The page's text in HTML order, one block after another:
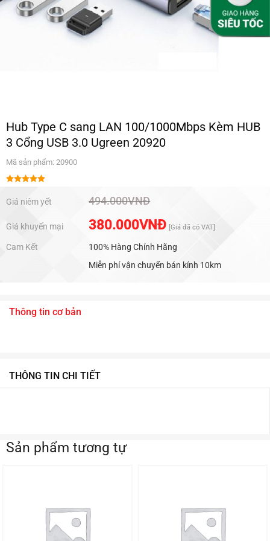
Hub Type C sang LAN 100/1000Mbps Kèm HUB
3 Cổng USB 3.0 Ugreen 20920
Mã sản phẩm: 20900
hạng5.00
5 sao
Giá niêm yết 494.000VNĐ
Giá khuyến mại 380.000VNĐ [Giá đã có VAT]
Cam Kết
100% Hàng Chính Hãng
Miễn phí vận chuyển bán kính 10km
Thông tin cơ bản
THÔNG TIN CHI TIẾT
Sản phẩm tương tự